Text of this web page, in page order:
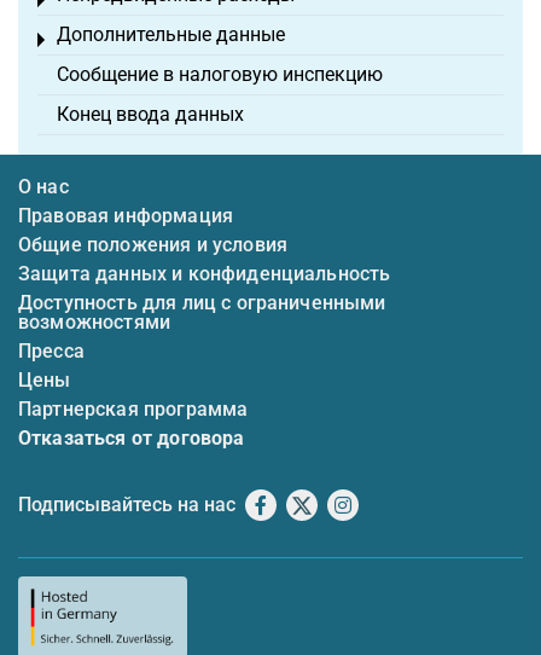
Дополнительные данные
Toggle menu
Сообщение в налоговую инспекцию
Конец ввода данных
О нас
Правовая информация
Общие положения и условия
Защита данных и конфиденциальность
Доступность для лиц с ограниченными
возможностями
Пресса
Цены
Партнерская программа
Отказаться от договора
Подписывайтесь на нас Facebook
X Instagram